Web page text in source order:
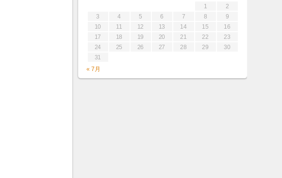
1
2
3
4 5 6 7 8
9
10
11 12 13 14 15
16
17
18 19 20 21 22
23
24
25 26 27 28 29
30
31
« 7月